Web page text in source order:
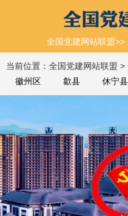
全国党建网站联盟>>
当前位置：全国党建网站联盟 >
徽州区
歙县 休宁县